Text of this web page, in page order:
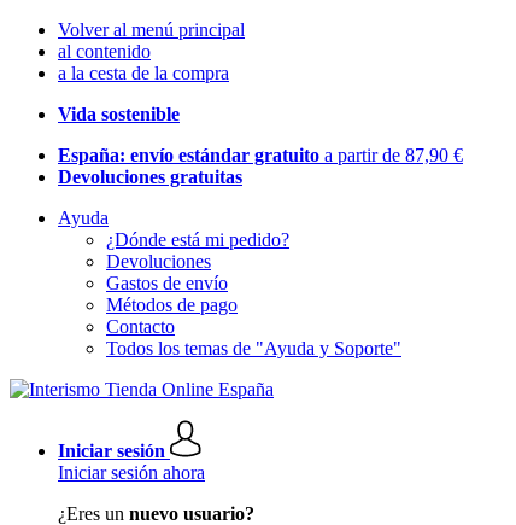
Volver al menú principal
al contenido
a la cesta de la compra
Vida sostenible
España: envío estándar gratuito a partir de 87,90 €
Devoluciones gratuitas
Ayuda
¿Dónde está mi pedido?
Devoluciones
Gastos de envío
Métodos de pago
Contacto
Todos los temas de "Ayuda y Soporte"
Iniciar sesión
Iniciar sesión ahora
¿Eres un nuevo usuario?